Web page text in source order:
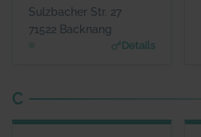
Sulzbacher Str. 27
71522 Backnang
Details
www.aspacher-buchungsw
C